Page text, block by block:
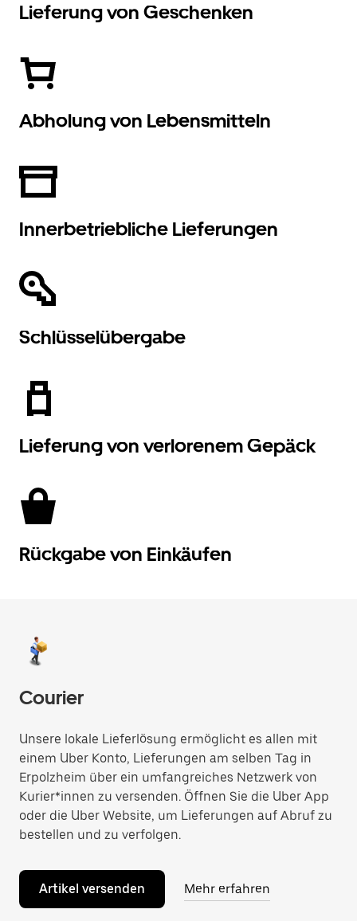
Lieferung von Geschenken
Abholung von Lebensmitteln
Innerbetriebliche Lieferungen
Schlüsselübergabe
Lieferung von verlorenem Gepäck
Rückgabe von Einkäufen
Courier
Unsere lokale Lieferlösung ermöglicht es allen mit
einem Uber Konto, Lieferungen am selben Tag in
Erpolzheim über ein umfangreiches Netzwerk von
Kurier*innen zu versenden. Öffnen Sie die Uber App
oder die Uber Website, um Lieferungen auf Abruf zu
bestellen und zu verfolgen.
Artikel versenden Mehr erfahren